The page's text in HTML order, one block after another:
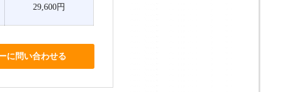
29,600円
に問い合わせる